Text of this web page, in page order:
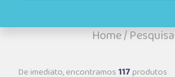
Home/Pesquisa
De imediato, encontramos 117produtos